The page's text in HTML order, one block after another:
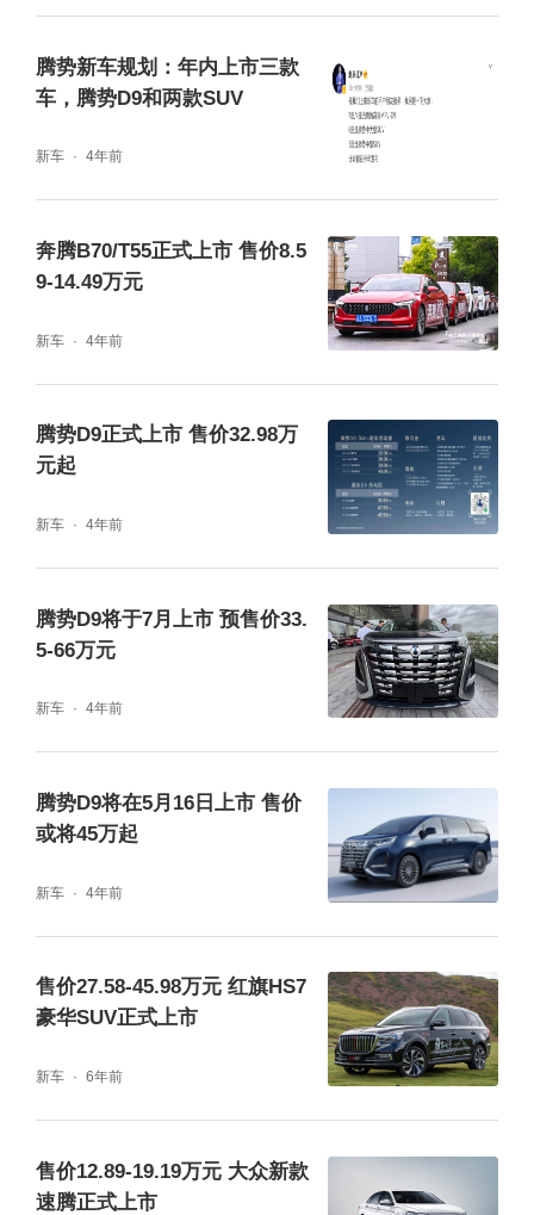
仪表，界面显示简约清晰，同时该仪表还能与
中控屏互联共享部分信息。双辐式方向盘造型
与比亚迪王朝系列较为类似，但两侧多功能按
键更换为了触控按钮，整体触感较为灵敏。
15.6英寸悬浮式可旋转PAD内部搭载了腾势Lin
k超智能交互系统，标配的5G速联技术最高支
持1Gbps下载，结合6纳米技术高通芯片，使
得运算速度以及功能响应非常迅速。值得一提
导航等功能外，还配备人脸识别功能，最高可
支持15个不同ID，并可设定专属的使用场景。
另外，智能语音交互一次唤醒后，可进行连续
腾势新车规划：年内上市三款
车，腾势D9和两款SUV
新车 4年前
奔腾B70/T55正式上市 售价8.5
9-14.49万元
新车 4年前
腾势D9正式上市 售价32.98万
元起
新车 4年前
腾势D9将于7月上市 预售价33.
5-66万元
新车 4年前
腾势D9将在5月16日上市 售价
或将45万起
新车 4年前
售价27.58-45.98万元 红旗HS7
豪华SUV正式上市
新车 6年前
售价12.89-19.19万元 大众新款
速腾正式上市